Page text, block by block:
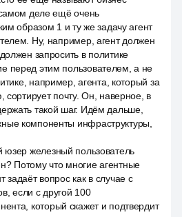
деле ещё очень
образом 1 и ту же задачу агент
Ну, например, агент должен
запросить в политике
перед этим пользователем, а не
например, агента, который за
сортирует почту. Он, наверное, в
такой шаг. Идём дальше,
компоненты инфраструктуры,
железный пользователь
Потому что многие агентные
задаёт вопрос как в случае с
если с другой 100
который скажет и подтвердит